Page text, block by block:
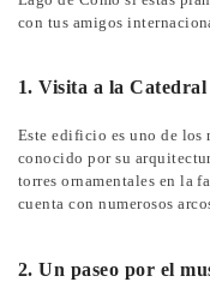
con tus amigos
1. Visita a la
Este edificio es uno de los
conocido por su
torres ornamentales en la
cuenta con numerosos
2. Un paseo por el